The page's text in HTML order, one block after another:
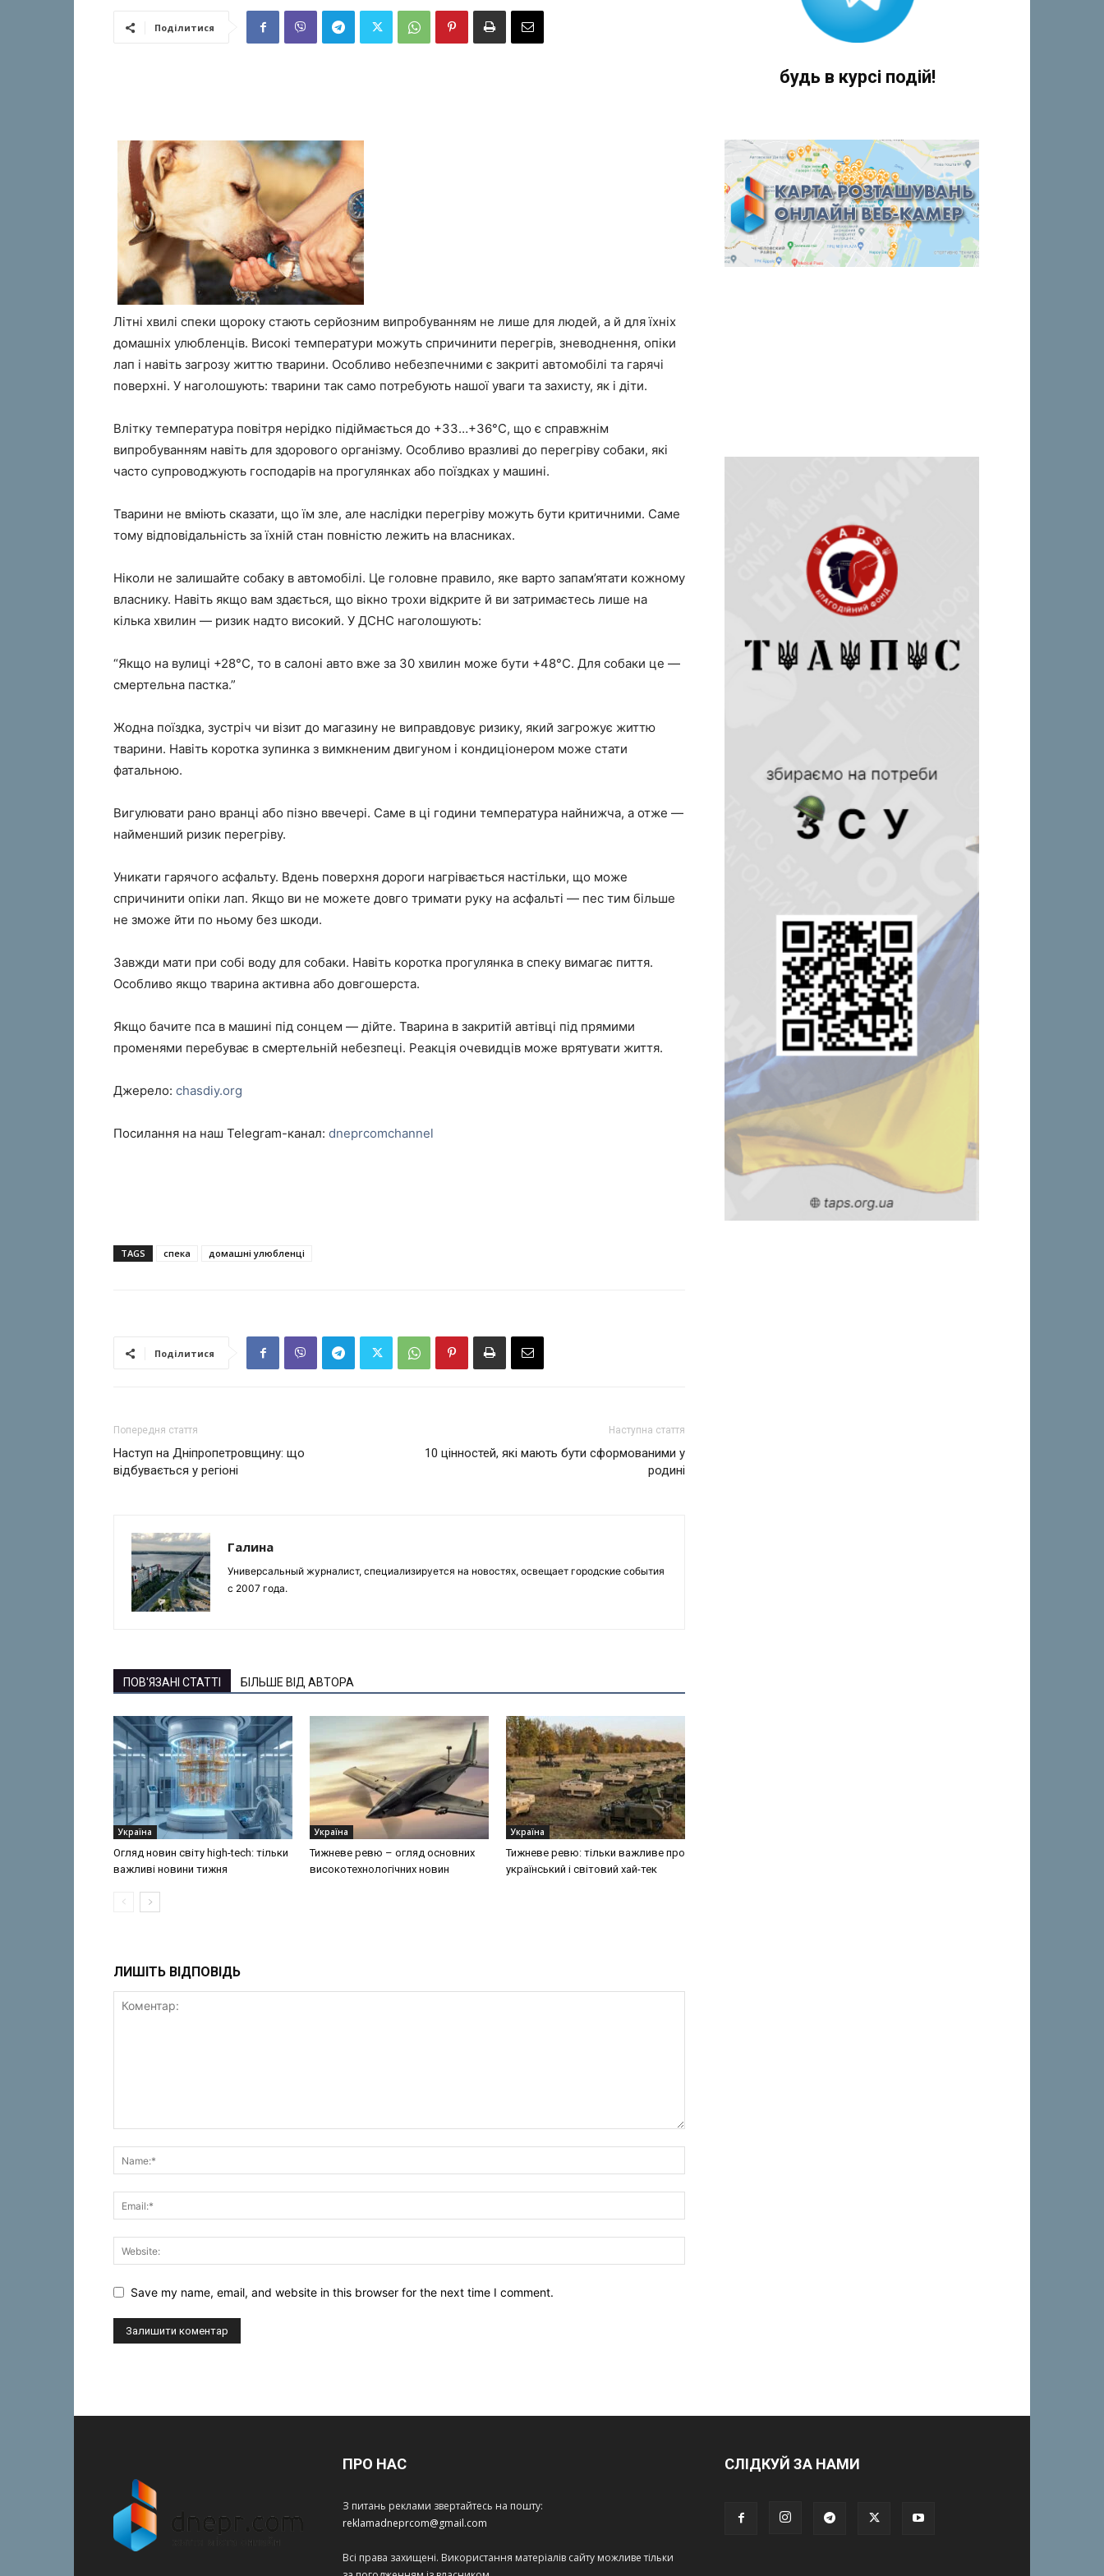
Поділитися
Літні хвилі спеки щороку стають серйозним випробуванням не лише для людей, а й для їхніх
домашніх улюбленців. Високі температури можуть спричинити перегрів, зневоднення, опіки
лап і навіть загрозу життю тварини. Особливо небезпечними є закриті автомобілі та гарячі
поверхні. У наголошують: тварини так само потребують нашої уваги та захисту, як і діти.
Влітку температура повітря нерідко підіймається до +33…+36°C, що є справжнім
випробуванням навіть для здорового організму. Особливо вразливі до перегріву собаки, які
часто супроводжують господарів на прогулянках або поїздках у машині.
Тварини не вміють сказати, що їм зле, але наслідки перегріву можуть бути критичними. Саме
тому відповідальність за їхній стан повністю лежить на власниках.
Ніколи не залишайте собаку в автомобілі. Це головне правило, яке варто запам’ятати кожному
власнику. Навіть якщо вам здається, що вікно трохи відкрите й ви затримаєтесь лише на
кілька хвилин — ризик надто високий. У ДСНС наголошують:
“Якщо на вулиці +28°C, то в салоні авто вже за 30 хвилин може бути +48°C. Для собаки це —
смертельна пастка.”
Жодна поїздка, зустріч чи візит до магазину не виправдовує ризику, який загрожує життю
тварини. Навіть коротка зупинка з вимкненим двигуном і кондиціонером може стати
фатальною.
Вигулювати рано вранці або пізно ввечері. Саме в ці години температура найнижча, а отже —
найменший ризик перегріву.
Уникати гарячого асфальту. Вдень поверхня дороги нагрівається настільки, що може
спричинити опіки лап. Якщо ви не можете довго тримати руку на асфальті — пес тим більше
не зможе йти по ньому без шкоди.
Завжди мати при собі воду для собаки. Навіть коротка прогулянка в спеку вимагає пиття.
Особливо якщо тварина активна або довгошерста.
Якщо бачите пса в машині під сонцем — дійте. Тварина в закритій автівці під прямими
променями перебуває в смертельній небезпеці. Реакція очевидців може врятувати життя.
Джерело: chasdiy.org
Посилання на наш Telegram-канал: dneprcomchannel
TAGS спека домашні улюбленці
Поділитися
Попередня стаття
Наступ на Дніпропетровщину: що
відбувається у регіоні
Наступна стаття
10 цінностей, які мають бути сформованими у
родині
Галина
Универсальный журналист, специализируется на новостях, освещает городские события
с 2007 года.
ПОВ'ЯЗАНІ СТАТТІ БІЛЬШЕ ВІД АВТОРА
Україна
Огляд новин світу high-tech: тільки
важливі новини тижня
Україна
Тижневе ревю – огляд основних
високотехнологічних новин
Україна
Тижневе ревю: тільки важливе про
український і світовий хай-тек
ЛИШІТЬ ВІДПОВІДЬ
Save my name, email, and website in this browser for the next time I comment.
будь в курсі подій!
ПРО НАС
З питань реклами звертайтесь на пошту:
reklamadneprcom@gmail.com
Всі права захищені. Використання матеріалів сайту можливе тільки
СЛІДКУЙ ЗА НАМИ